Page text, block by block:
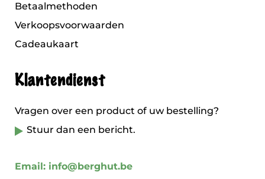
Betaalmethoden
Verkoopsvoorwaarden
Cadeaukaart
Klantendienst
Vragen over een product of uw bestelling?
Stuur dan een bericht.
Email: info@berghut.be